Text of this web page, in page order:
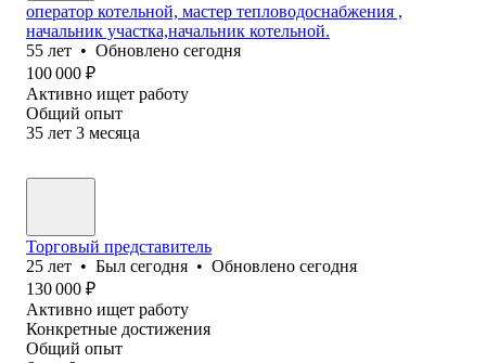
оператор котельной, мастер тепловодоснабжения ,
начальник участка,начальник котельной.
55 лет • Обновлено сегодня
100 000 ₽
Активно ищет работу
Общий опыт
35 лет 3 месяца
Торговый представитель
25 лет • Был сегодня • Обновлено сегодня
130 000 ₽
Активно ищет работу
Конкретные достижения
Общий опыт